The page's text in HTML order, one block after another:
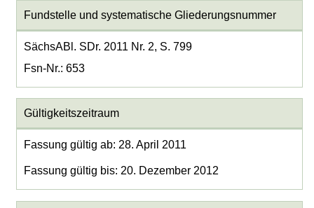
Fundstelle und systematische Gliederungsnummer
SächsABl. SDr. 2011 Nr. 2, S. 799
Fsn-Nr.: 653
Gültigkeitszeitraum
Fassung gültig ab: 28. April 2011
Fassung gültig bis: 20. Dezember 2012